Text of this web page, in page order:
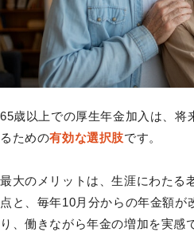
65歳以上での厚生年金加入は、将
るための有効な選択肢です。
最大のメリットは、生涯にわたる
点と、毎年10月分からの年金額が
り、働きながら年金の増加を実感